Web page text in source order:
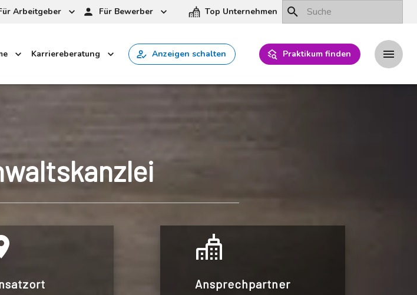
Arbeitgeber Für Bewerber Top Unternehmen
Karriereberatung Anzeigen schalten Praktikum finden
Ansprechpartner